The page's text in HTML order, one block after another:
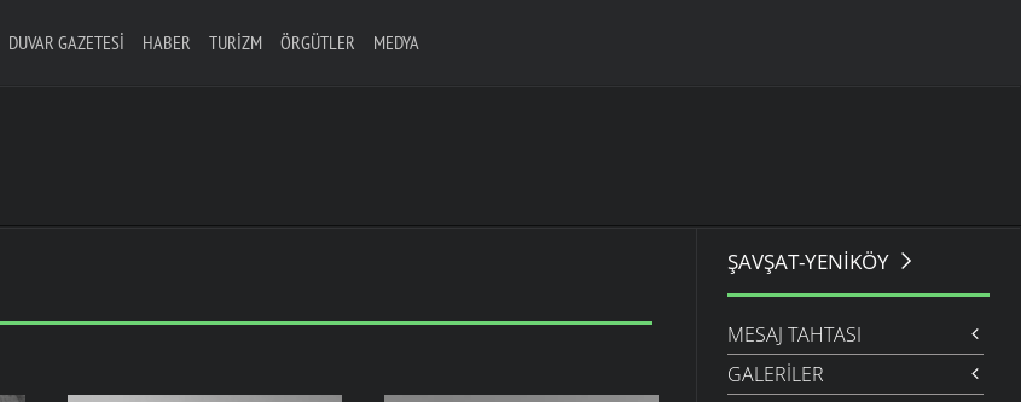
DUVAR GAZETESI HABER TURIZM ÖRGÜTLER MEDYA
ŞAVŞAT-YENIKÖY
MESAJ TAHTASI
GALERILER